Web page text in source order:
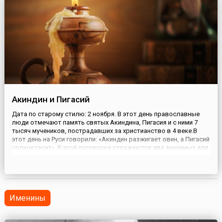
Акиндин и Пигасий
Дата по старому стилю: 2 ноября. В этот день православные
люди отмечают память святых Акиндина, Пигасия и с ними 7
тысяч мучеников, пострадавших за христианство в 4 веке.В
этот день на Руси говорили: «Акиндин разжигает овин, а Пигасий
солнце гасит». В этой поговорке отражаются два значимых для
Именины